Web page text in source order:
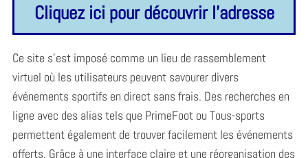
Cliquez ici pour découvrir l'adresse
Ce site s’est imposé comme un lieu de rassemblement
virtuel où les utilisateurs peuvent savourer divers
événements sportifs en direct sans frais. Des recherches en
ligne avec des alias tels que PrimeFoot ou Tous-sports
permettent également de trouver facilement les événements
offerts. Grâce à une interface claire et une réorganisation des